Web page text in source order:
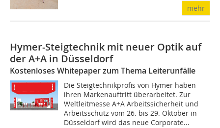
mehr
Hymer-Steigtechnik mit neuer Optik auf
der A+A in Düsseldorf
Kostenloses Whitepaper zum Thema Leiterunfälle
Die Steigtechnikprofis von Hymer haben
ihren Markenauftritt überarbeitet. Zur
Weltleitmesse A+A Arbeitssicherheit und
Arbeitsschutz vom 26. bis 29. Oktober in
Düsseldorf wird das neue Corporate...